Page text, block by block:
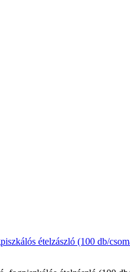
ételzászló (100 db/